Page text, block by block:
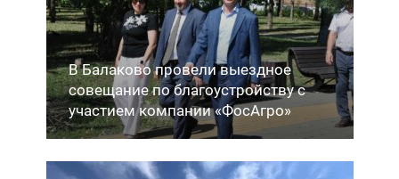
В Балаково провели выездное
совещание по благоустройству с
участием компании «ФосАгро»